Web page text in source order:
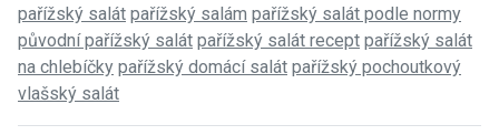
pařížský salát pařížský salám pařížský salát podle normy
původní pařížský salát pařížský salát recept pařížský salát
na chlebíčky pařížský domácí salát pařížský pochoutkový
vlašský salát